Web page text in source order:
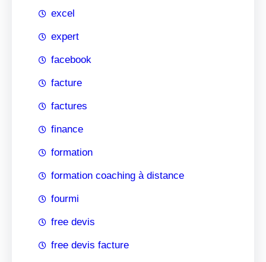
excel
expert
facebook
facture
factures
finance
formation
formation coaching à distance
fourmi
free devis
free devis facture